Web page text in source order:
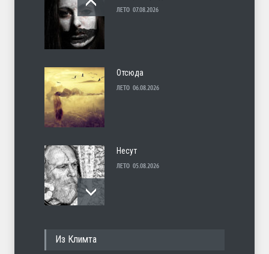
ЛЕТО 07.08.2026
Отсюда
ЛЕТО 06.08.2026
Несут
ЛЕТО 05.08.2026
Из Климта